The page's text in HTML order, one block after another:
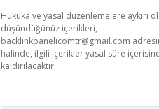
Hukuka ve yasal düzenlemelere aykırı
düşündüğünüz içerikleri,
backlinkpanelicomtr@gmail.com
halinde, ilgili içerikler yasal süre
kaldırılacaktır.